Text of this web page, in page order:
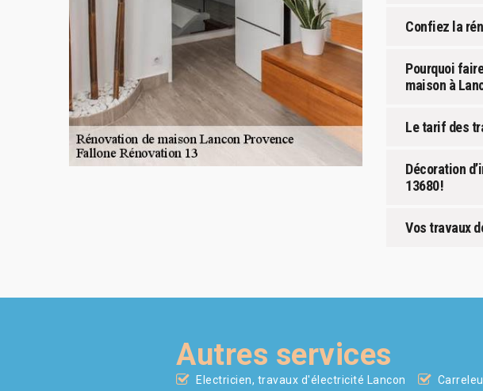
Confiez la
Pourquoi
maison à
Le tarif des
Décoration
13680 !
Vos travaux
Autres services
Electricien, travaux d'électricité Lancon